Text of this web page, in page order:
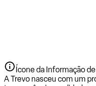
Ícone da Informação
A Trevo nasceu com um